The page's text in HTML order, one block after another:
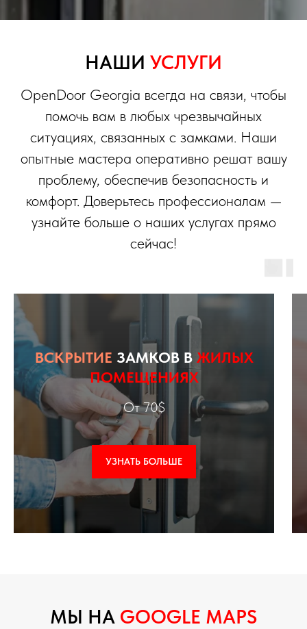
НАШИ УСЛУГИ
OpenDoor Georgia всегда на связи, чтобы
помочь вам в любых чрезвычайных
ситуациях, связанных с замками. Наши
опытные мастера оперативно решат вашу
проблему, обеспечив безопасность и
комфорт. Доверьтесь профессионалам —
узнайте больше о наших услугах прямо
сейчас!
ВСКРЫТИЕ ЗАМКОВ В ЖИЛЫХ
ПОМЕЩЕНИЯХ
От 70$
УЗНАТЬ БОЛЬШЕ
МЫ НА GOOGLE MAPS